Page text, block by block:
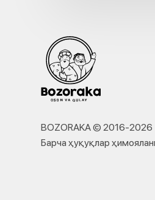
BOZORAKA © 2016-2026
Барча ҳуқуқлар